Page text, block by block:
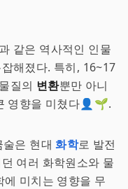
과 같은 역사적인 인물
해졌다. 특히, 16~17
질의 변환뿐만 아니
영향을 미쳤다👤🌱.
술은 현대화학로 발전
여러 화학원소와 물
미치는 영향을 무